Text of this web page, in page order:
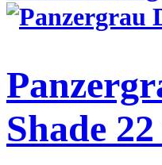
Shade